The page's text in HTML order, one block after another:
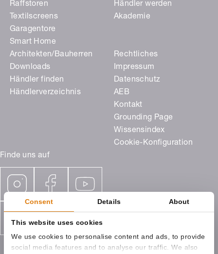
Consent Details About
This website uses cookies
We use cookies to personalise content and ads, to provide
social media features and to analyse our traffic. We also
Finde uns auf
Raffstoren
Textilscreens
Garagentore
Smart Home
Händler werden
Akademie
Architekten/Bauherren
Downloads
Händler finden
Händlerverzeichnis
Rechtliches
Impressum
Datenschutz
AEB
Kontakt
Grounding Page
Wissensindex
Cookie-Konfiguration